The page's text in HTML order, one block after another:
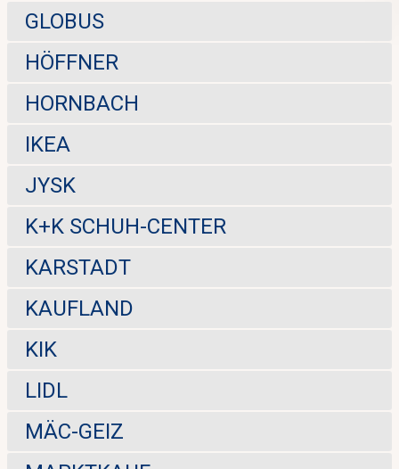
GLOBUS
HÖFFNER
HORNBACH
IKEA
JYSK
K+K SCHUH-CENTER
KARSTADT
KAUFLAND
KIK
LIDL
MÄC-GEIZ